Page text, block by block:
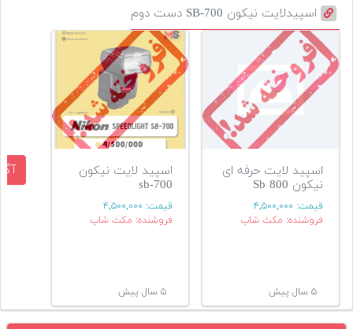
اسپیدلایت نیکون SB-700 دست دوم
اسپید لایت حرفه ای
نیکون Sb 800
قیمت: ۴,۵۰۰,۰۰۰
فروشنده: مکث شاپ
۵ سال پیش
اسپید لایت نیکون
sb-700
قیمت: ۴,۵۰۰,۰۰۰
فروشنده: مکث شاپ
۵ سال پیش